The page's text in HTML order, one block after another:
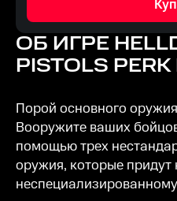
ОБ ИГРЕ
PISTOLS PERK
Порой основного
Вооружите ваших
помощью трех
оружия, которые